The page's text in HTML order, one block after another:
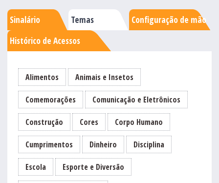
Sinalário Temas
Configuração de mão
Histórico de Acessos
Alimentos Animais e Insetos
Comemorações Comunicação e Eletrônicos
Construção Cores Corpo Humano
Cumprimentos Dinheiro Disciplina
Escola Esporte e Diversão